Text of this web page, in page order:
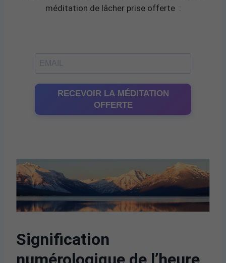
méditation de lâcher prise offerte :
RECEVOIR LA MÉDITATION
OFFERTE
Signification